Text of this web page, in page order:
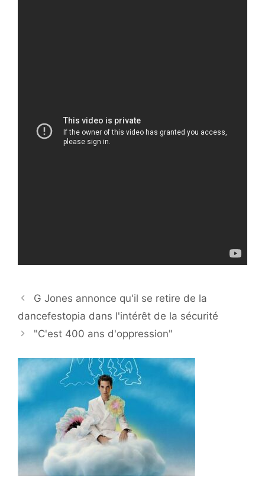
G Jones annonce qu'il se retire de la
dancefestopia dans l'intérêt de la sécurité
"C'est 400 ans d'oppression"